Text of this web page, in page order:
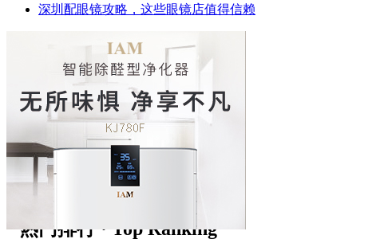
深圳配眼镜攻略，这些眼镜店值得信赖